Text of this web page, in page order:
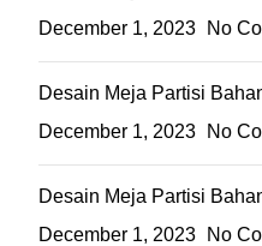
December 1, 2023
No
Desain Meja Partisi
December 1, 2023
No
Desain Meja Partisi
December 1, 2023
No